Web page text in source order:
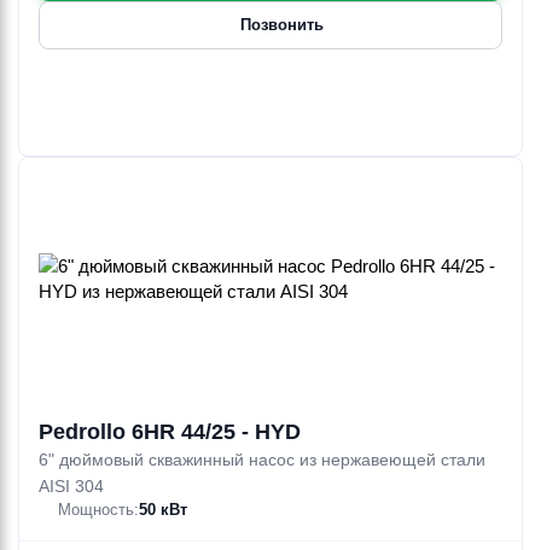
Позвонить
Pedrollo 6HR 44/25 - HYD
6" дюймовый скважинный насос из нержавеющей стали
AISI 304
Мощность:50 кВт